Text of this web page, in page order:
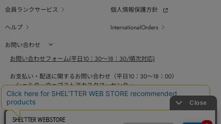
会員ランクサービス
個人情報保護方針
ヘルプ
InternationalOrders
お問い合わせ
お問い合わせフォーム(平日10：30～18：30/順次対応)
お支払い・配送に関するお問い合わせ（平日10：30～18：00）
シェルターウェブストアカスタマーセンター
0800-123-6820
商品の素材、サイズ、仕様等に関するお問い合せ（平日10：30～18：00）
バロックジャパンリミテッドコールセンター
03-6730-9191